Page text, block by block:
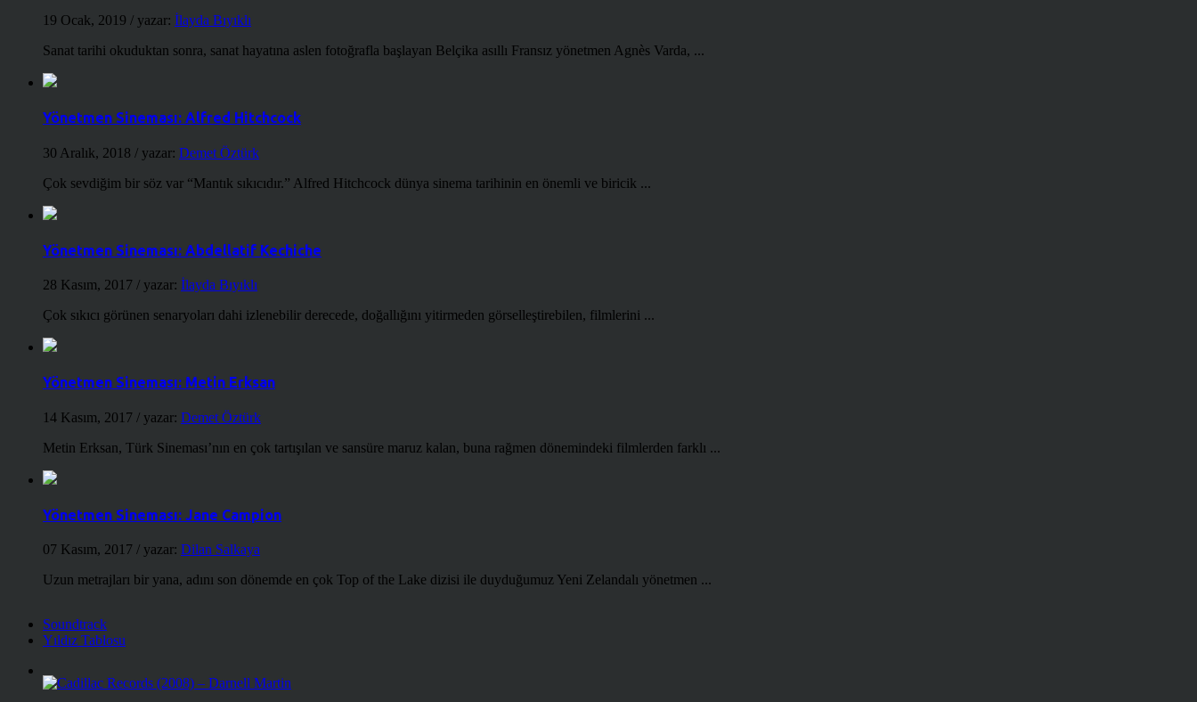
19 Ocak, 2019 / yazar: İlayda Bıyıklı
Sanat tarihi okuduktan sonra, sanat hayatına aslen fotoğrafla başlayan Belçika asıllı Fransız yönetmen Agnès Varda, ...
Yönetmen Sineması: Alfred Hitchcock
30 Aralık, 2018 / yazar: Demet Öztürk
Çok sevdiğim bir söz var “Mantık sıkıcıdır.” Alfred Hitchcock dünya sinema tarihinin en önemli ve biricik ...
Yönetmen Sineması: Abdellatif Kechiche
28 Kasım, 2017 / yazar: İlayda Bıyıklı
Çok sıkıcı görünen senaryoları dahi izlenebilir derecede, doğallığını yitirmeden görselleştirebilen, filmlerini ...
Yönetmen Sineması: Metin Erksan
14 Kasım, 2017 / yazar: Demet Öztürk
Metin Erksan, Türk Sineması’nın en çok tartışılan ve sansüre maruz kalan, buna rağmen dönemindeki filmlerden farklı ...
Yönetmen Sineması: Jane Campion
07 Kasım, 2017 / yazar: Dilan Salkaya
Uzun metrajları bir yana, adını son dönemde en çok Top of the Lake dizisi ile duyduğumuz Yeni Zelandalı yönetmen ...
Soundtrack
Yıldız Tablosu